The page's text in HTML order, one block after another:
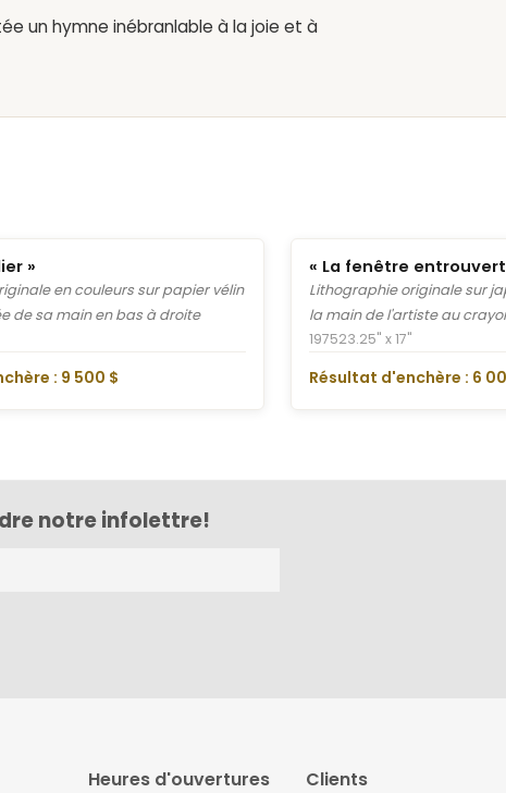
un hymne inébranlable à la joie et à
»
en couleurs sur papier vélin
de sa main en bas à droite
: 9 500 $
« La fenêtre
Lithographie originale sur
la main de l'artiste au
197523.25" x 17"
Résultat d'enchère : 6
notre infolettre!
Heures d'ouvertures Clients